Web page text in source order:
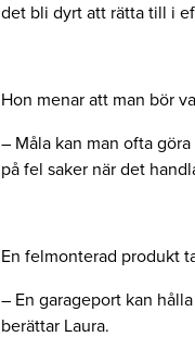
det bli dyrt att rätta till i
Hon menar att man bör
– Måla kan man ofta
på fel saker när det
En felmonterad produkt
– En garageport kan
berättar Laura.